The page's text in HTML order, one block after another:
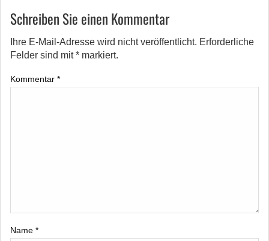
Schreiben Sie einen Kommentar
Ihre E-Mail-Adresse wird nicht veröffentlicht. Erforderliche
Felder sind mit* markiert.
Kommentar *
Name *